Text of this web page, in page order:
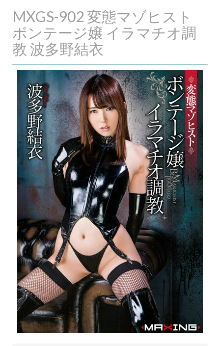
MXGS-902 変態マゾヒスト
ボンテージ嬢 イラマチオ調
教 波多野結衣